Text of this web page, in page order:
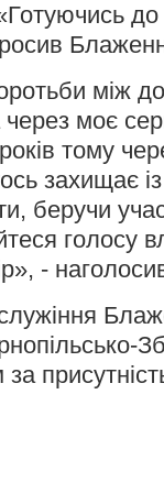
між
через моє
тому
захищає
беручи
голосу
-